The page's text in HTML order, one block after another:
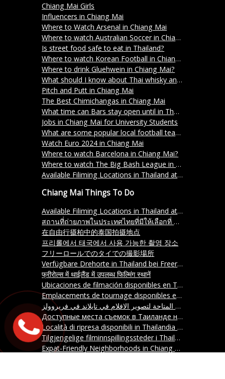
Chiang Mai Girls
Influencers in Chiang Mai
Where to Watch Arsenal in Chiang Mai
Where to watch Australian Soccer in Chiang Mai?
Is street food safe to eat in Thailand?
Where to watch Korean Football in Chiang Mai?
Where to drink Gluehwein in Chiang Mai?
What should I know about Thai whisky and its varieties?
Pitch and Putt in Chiang Mai
The Best Chimichangas in Chiang Mai
What time can Bars stay open until in Thailand?
Jobs in Chiang Mai for University Students
What are some popular local football teams in Chiang Mai?
Watch Euro 2024 in Chiang Mai
Where to watch Barcelona in Chiang Mai?
Where to watch The Big Bash League in Chiang Mai?
Available Filiming Locations in Thailand at Freerolls
Chiang Mai Things To Do
Available Filiming Locations in Thailand at Freerolls
สถานที่ถ่ายภาพในประเทศไทยที่มีให้เลือกที่ Freerolls
在自由行摄柏中的泰国拍摄地点
프리롤에서 태국에서 사용 가능한 촬영 장소
フリーロールでのタイでの撮影場所
Verfügbare Drehorte in Thailand bei Freerolls
फ्रीरोल्स में थाईलैंड में उपलब्ध फिल्मिंग स्थानें
Ubicaciones de filmación disponibles en Tailandia en Freerolls
Emplacements de tournage disponibles en Thaïlande chez Freerolls
المواقع المتاحة لتصوير الافلام في تايلاند في فريروولز
Доступные места съемок в Таиланде на бесплатных роликах
Località di ripresa disponibili in Thailandia presso Freerolls
Tilgjengelige filminnspillingssteder i Thailand for Freerolls
Expat-Friendly Neighborhoods in Chiang Mai